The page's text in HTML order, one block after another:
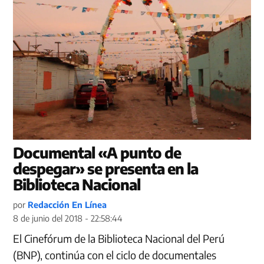
Documental «A punto de
despegar» se presenta en la
Biblioteca Nacional
por Redacción En Línea
8 de junio del 2018 - 22:58:44
El Cinefórum de la Biblioteca Nacional del Perú
(BNP), continúa con el ciclo de documentales